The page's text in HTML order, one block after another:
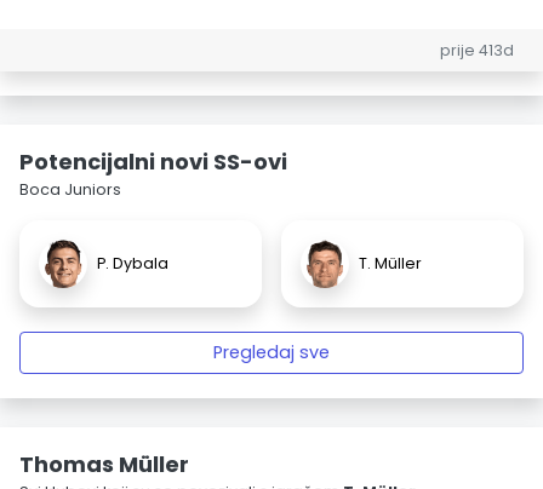
prije 413d
Potencijalni novi SS-ovi
Boca Juniors
P. Dybala T. Müller
Pregledaj sve
Thomas Müller